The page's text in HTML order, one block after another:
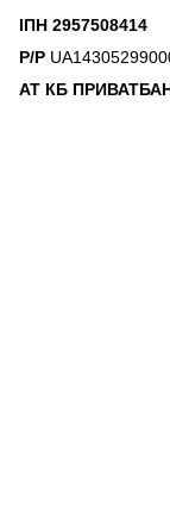
ІПН 2957508414
Р/Р
АТ КБ